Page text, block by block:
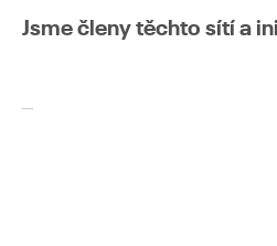
Jsme členy těchto sítí a